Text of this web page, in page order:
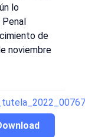
lo
de
noviembre